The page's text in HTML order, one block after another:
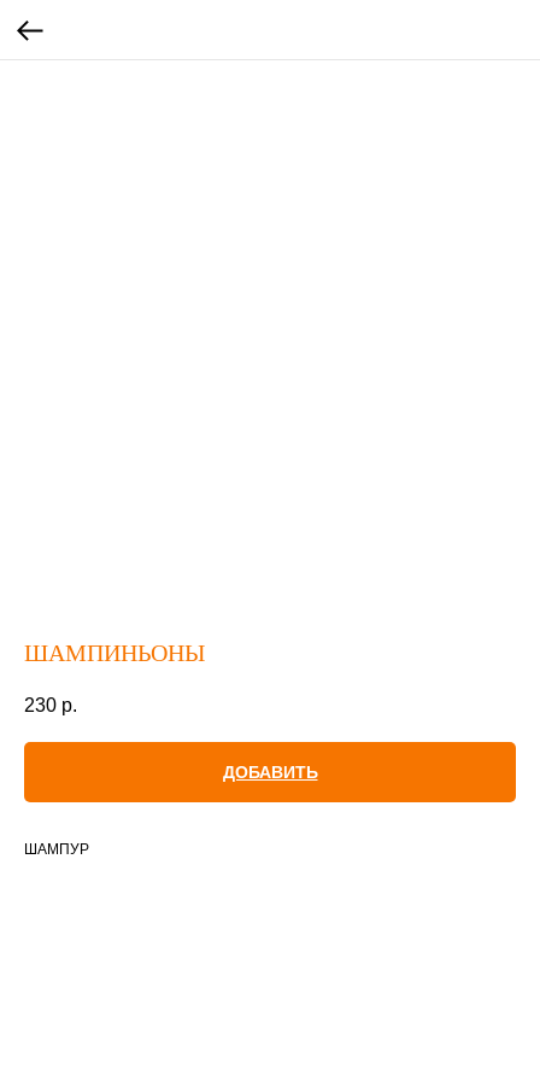
ШАМПИНЬОНЫ
230 р.
ДОБАВИТЬ
ШАМПУР